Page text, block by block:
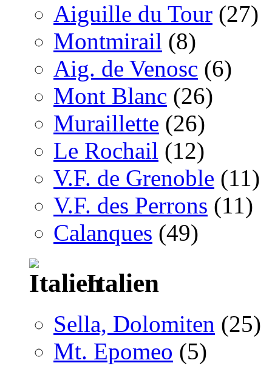
Aiguille du Tour (27)
Montmirail (8)
Aig. de Venosc (6)
Mont Blanc (26)
Muraillette (26)
Le Rochail (12)
V.F. de Grenoble (11)
V.F. des Perrons (11)
Calanques (49)
Italien
Sella, Dolomiten (25)
Mt. Epomeo (5)